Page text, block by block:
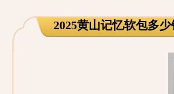
2025黄山记忆软包多